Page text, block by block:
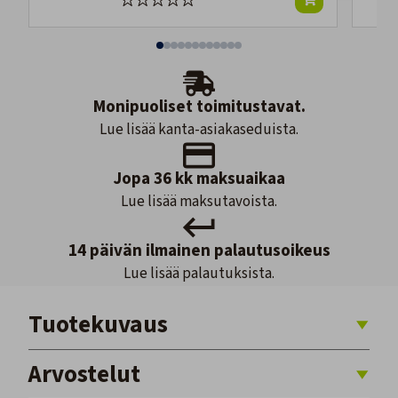
Monipuoliset toimitustavat.
Lue lisää kanta-asiakaseduista.
Jopa 36 kk maksuaikaa
Lue lisää maksutavoista.
14 päivän ilmainen palautusoikeus
Lue lisää palautuksista.
Tuotekuvaus
Arvostelut